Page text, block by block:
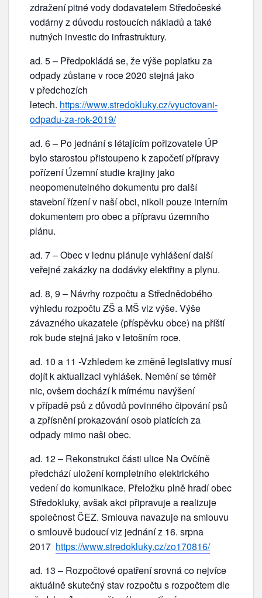
zdražení pitné vody dodavatelem Středočeské
vodárny z důvodu rostoucích nákladů a také
nutných investic do infrastruktury.
ad. 5 – Předpokládá se, že výše poplatku za
odpady zůstane v roce 2020 stejná jako
v předchozích
letech. https://www.stredokluky.cz/vyuctovani-
odpadu-za-rok-2019/
ad. 6 – Po jednání s létajícím pořizovatele ÚP
bylo starostou přistoupeno k započetí přípravy
pořízení Územní studie krajiny jako
neopomenutelného dokumentu pro další
stavební řízení v naší obci, nikoli pouze interním
dokumentem pro obec a přípravu územního
plánu.
ad. 7 – Obec v lednu plánuje vyhlášení další
veřejné zakázky na dodávky elektřiny a plynu.
ad. 8, 9 – Návrhy rozpočtu a Střednědobého
výhledu rozpočtu ZŠ a MŠ viz výše. Výše
závazného ukazatele (příspěvku obce) na příští
rok bude stejná jako v letošním roce.
ad. 10 a 11 -Vzhledem ke změně legislativy musí
dojít k aktualizaci vyhlášek. Nemění se téměř
nic, ovšem dochází k mírnému navýšení
v případě psů z důvodů povinného čipování psů
a zpřísnění prokazování osob platících za
odpady mimo naši obec.
ad. 12 – Rekonstrukci části ulice Na Ovčíně
předchází uložení kompletního elektrického
vedení do komunikace. Přeložku plně hradí obec
Středokluky, avšak akci připravuje a realizuje
společnost ČEZ. Smlouva navazuje na smlouvu
o smlouvě budoucí viz jednání z 16. srpna
2017 https://www.stredokluky.cz/zo170816/
ad. 13 – Rozpočtové opatření srovná co nejvíce
aktuálně skutečný stav rozpočtu s rozpočtem dle